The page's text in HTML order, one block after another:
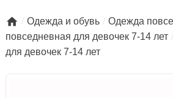
 Одежда и обувь Одежда
повседневная для девочек 7-14 лет
для девочек 7-14 лет